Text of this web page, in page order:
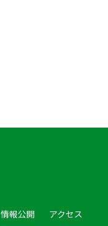
情報公開 アクセス